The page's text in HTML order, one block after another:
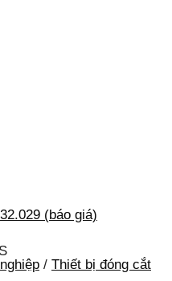
(báo giá)
/ Thiết bị đóng cắt